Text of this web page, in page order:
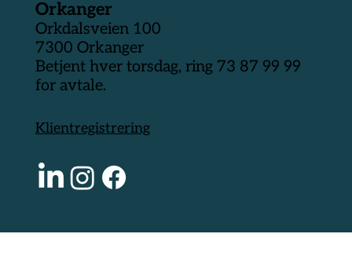
Orkanger
Orkdalsveien 100
7300 Orkanger
Betjent hver torsdag, ring 73 87 99 99
for avtale.
Klientregistrering